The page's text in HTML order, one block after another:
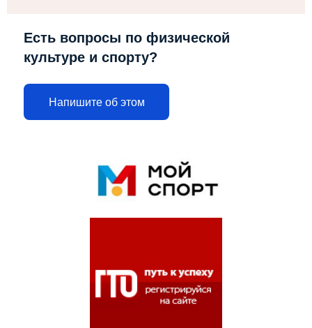
Есть вопросы по физической
культуре и спорту?
Напишите об этом